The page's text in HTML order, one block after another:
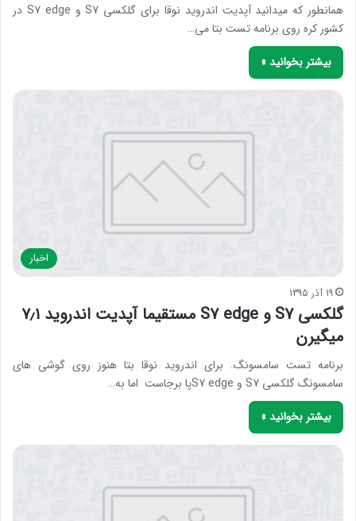
همانطور که میدانید آپدیت اندروید نوقا برای گلکسی S7 و S7 edge در
کشور کره روی برنامه تست بتا می…
بیشتر بخوانید »
اخبار
19 آذر 1395
گلکسی S7 و S7 edge مستقیما آپدیت اندروید ۷٫۱
میگیرن
برنامه تست سامسونگ. برای اندروید نوقا بتا هنوز روی گوشی های
سامسونگ گلکسی S7 و S7 edgeپا برجاست اما به…
بیشتر بخوانید »